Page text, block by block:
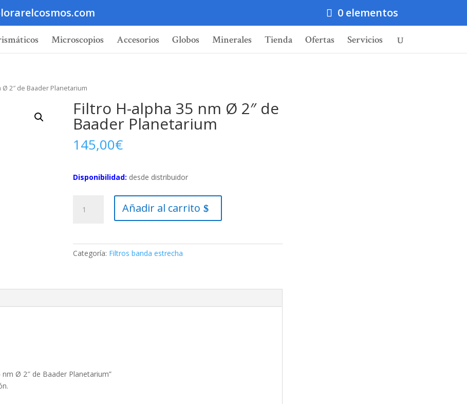
0 elementos
Microscopios Accesorios Globos Minerales Tienda Ofertas Servicios
Ø 2″ de Baader Planetarium
Filtro H-alpha 35 nm Ø 2″ de
Baader Planetarium
145,00€
Disponibilidad: desde distribuidor
Planetarium
Añadir al carrito
Categoría: Filtros banda estrecha
Ø 2″ de Baader Planetarium”